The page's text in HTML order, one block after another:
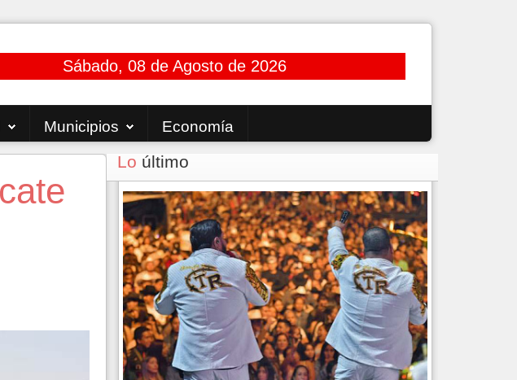
Sábado, 08 de Agosto de 2026
Municipios Economía
Lo último